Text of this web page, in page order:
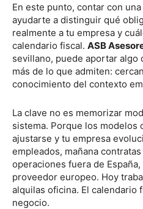
En este punto, contar con
ayudarte a distinguir qué
realmente a tu empresa y
calendario fiscal. ASB
sevillano, puede aportar algo
más de lo que admiten:
conocimiento del contexto
La clave no es memorizar
sistema. Porque los modelos
ajustarse y tu empresa
empleados, mañana
operaciones fuera de
proveedor europeo. Hoy
alquilas oficina. El calendario
negocio.